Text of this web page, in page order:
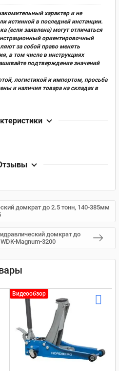
характер и не
истинной в последней инстанции.
(если заявлена) могут отличаться
ориентировочный
за собой право менять
в том числе в инструкциях
подтверждение значений
логистикой и импортом, просьба
и наличия товара на складах в
домкрат до 2.5 тонн, 140-385мм
домкрат до
Magnum-3200
Видеообзор